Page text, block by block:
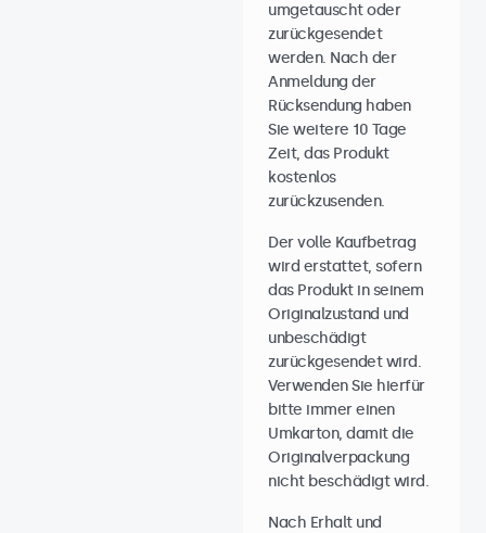
umgetauscht oder
zurückgesendet
werden. Nach der
Anmeldung der
Rücksendung haben
Sie weitere 10 Tage
Zeit, das Produkt
kostenlos
zurückzusenden.
Der volle Kaufbetrag
wird erstattet, sofern
das Produkt in seinem
Originalzustand und
unbeschädigt
zurückgesendet wird.
Verwenden Sie hierfür
bitte immer einen
Umkarton, damit die
Originalverpackung
nicht beschädigt wird.
Nach Erhalt und